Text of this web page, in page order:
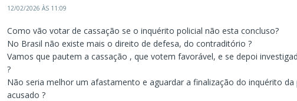
12/02/2026 ÀS 11:09
Como vão votar de cassação se o inquérito policial não esta concluso?
No Brasil não existe mais o direito de defesa, do contraditório ?
Vamos que pautem a cassação , que votem favorável, e se depoi
?
Não seria melhor um afastamento e aguardar a finalização do inquérito da
acusado ?